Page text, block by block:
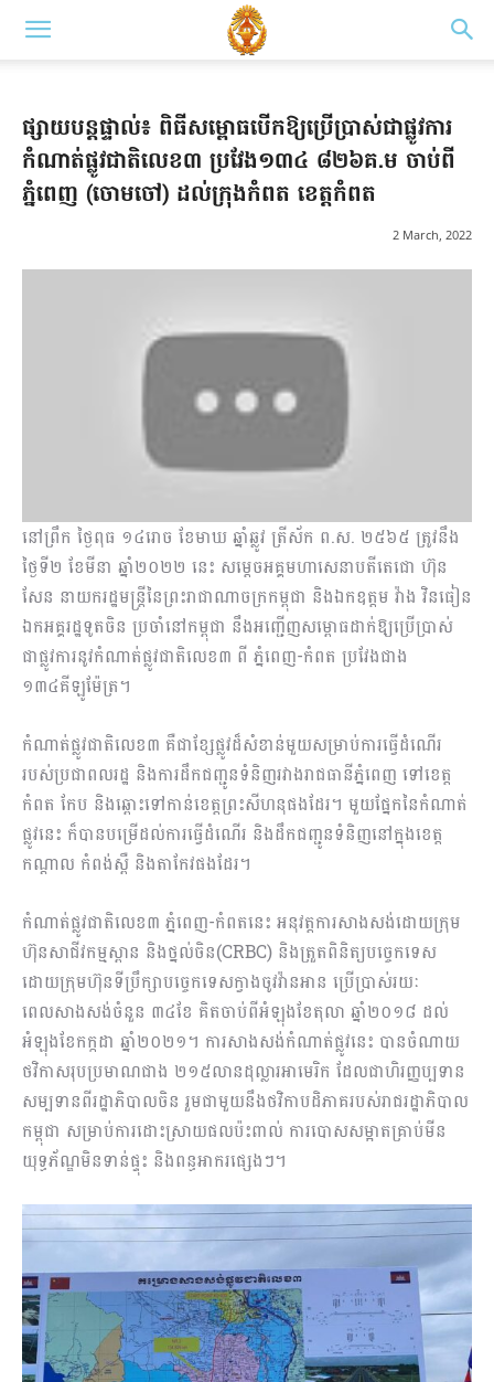
ផ្សាយបន្តផ្ទាល់៖ ពិធីសម្ពោធបើកឱ្យប្រើប្រាស់ជាផ្លូវការ
កំណាត់ផ្លូវជាតិលេខ៣ ប្រវែង១៣៤ ៨២៦គ.ម ចាប់ពី
ភ្នំពេញ (ចោមចៅ) ដល់ក្រុងកំពត ខេត្តកំពត
2 March, 2022
នៅព្រឹក ថ្ងៃពុធ ១៤រោច ខែមាឃ ឆ្នាំឆ្លូវ ត្រីស័ក ព.ស. ២៥៦៥ ត្រូវនឹង
ថ្ងៃទី២ ខែមីនា ឆ្នាំ២០២២ នេះ សម្តេចអគ្គមហាសេនាបតីតេជោ ហ៊ុន
សែន នាយករដ្ឋមន្ត្រីនៃព្រះរាជាណាចក្រកម្ពុជា និងឯកឧត្តម វ៉ាង វិនធៀន
ឯកអគ្គរដ្ឋទូតចិន ប្រចាំនៅកម្ពុជា នឹងអញ្ជើញសម្ពោធដាក់ឱ្យប្រើប្រាស់
ជាផ្លូវការនូវកំណាត់ផ្លូវជាតិលេខ៣ ពី ភ្នំពេញ-កំពត ប្រវែងជាង
១៣៤គីឡូម៉ែត្រ។
កំណាត់ផ្លូវជាតិលេខ៣ គឺជាខ្សែផ្លូវដ៏សំខាន់មួយសម្រាប់ការធ្វើដំណើរ
របស់ប្រជាពលរដ្ឋ និងការដឹកជញ្ជូនទំនិញរវាងរាជធានីភ្នំពេញ ទៅខេត្ត
កំពត កែប និងឆ្ពោះទៅកាន់ខេត្តព្រះសីហនុផងដែរ។ មួយផ្នែកនៃកំណាត់
ផ្លូវនេះ ក៏បានបម្រើដល់ការធ្វើដំណើរ និងដឹកជញ្ជូនទំនិញនៅក្នុងខេត្ត
កណ្តាល កំពង់ស្ពឺ និងតាកែវផងដែរ។
កំណាត់ផ្លូវជាតិលេខ៣ ភ្នំពេញ-កំពតនេះ អនុវត្ដការសាងសង់ដោយក្រុម
ហ៊ុនសាជីវកម្មស្ពាន និងថ្នល់ចិន(CRBC) និងត្រួតពិនិត្យបច្ចេកទេស
ដោយក្រុមហ៊ុនទីប្រឹក្សាបច្ចេកទេសក្វាងចូវវ៉ានអាន ប្រើប្រាស់រយៈ
ពេលសាងសង់ចំនួន ៣៤ខែ គិតចាប់ពីអំឡុងខែតុលា ឆ្នាំ២០១៨ ដល់
អំឡុងខែកក្កដា ឆ្នាំ២០២១។ ការសាងសង់កំណាត់ផ្លូវនេះ បានចំណាយ
ថវិកាសរុបប្រមាណជាង ២១៥លានដុល្លារអាមេរិក ដែលជាហិរញ្ញប្បទាន
សម្បទានពីរដ្ឋាភិបាលចិន រួមជាមួយនឹងថវិកាបដិភាគរបស់រាជរដ្ឋាភិបាល
កម្ពុជា សម្រាប់ការដោះស្រាយផលប៉ះពាល់ ការបោសសម្អាតគ្រាប់មីន
យុទ្ធភ័ណ្ឌមិនទាន់ផ្ទុះ និងពន្ធអាករផ្សេងៗ។